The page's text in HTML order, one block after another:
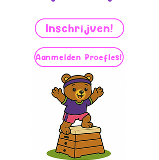
Inschrijven!
Aanmelden Proefles!